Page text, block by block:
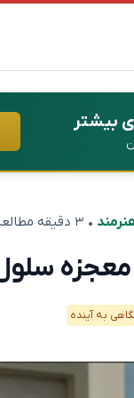
بیشتر
• ۳ دقیقه مطالعه
به آینده